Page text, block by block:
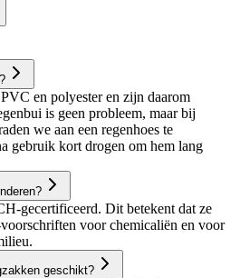
en polyester en zijn daarom
is geen probleem, maar bij
we aan een regenhoes te
gebruik kort drogen om hem lang
gecertificeerd. Dit betekent dat ze
voor chemicaliën en voor
geschikt?